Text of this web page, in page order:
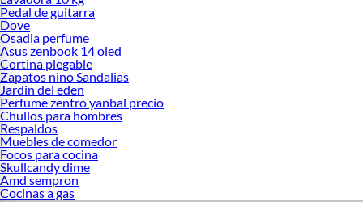
Pedal de guitarra
Dove
Osadia perfume
Asus zenbook 14 oled
Cortina plegable
Zapatos nino Sandalias
Jardin del eden
Perfume zentro yanbal precio
Chullos para hombres
Respaldos
Muebles de comedor
Focos para cocina
Skullcandy dime
Amd sempron
Cocinas a gas